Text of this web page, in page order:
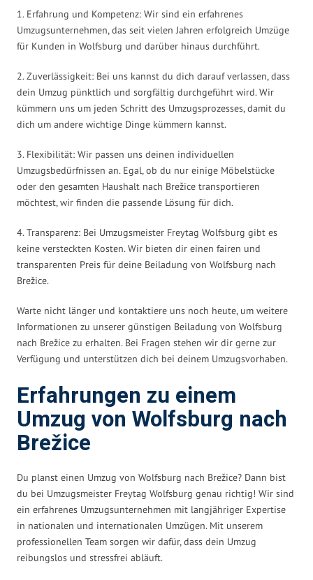
1. Erfahrung und Kompetenz: Wir sind ein erfahrenes
Umzugsunternehmen, das seit vielen Jahren erfolgreich Umzüge
für Kunden in Wolfsburg und darüber hinaus durchführt.
2. Zuverlässigkeit: Bei uns kannst du dich darauf verlassen, dass
dein Umzug pünktlich und sorgfältig durchgeführt wird. Wir
kümmern uns um jeden Schritt des Umzugsprozesses, damit du
dich um andere wichtige Dinge kümmern kannst.
3. Flexibilität: Wir passen uns deinen individuellen
Umzugsbedürfnissen an. Egal, ob du nur einige Möbelstücke
oder den gesamten Haushalt nach Brežice transportieren
möchtest, wir finden die passende Lösung für dich.
4. Transparenz: Bei Umzugsmeister Freytag Wolfsburg gibt es
keine versteckten Kosten. Wir bieten dir einen fairen und
transparenten Preis für deine Beiladung von Wolfsburg nach
Brežice.
Warte nicht länger und kontaktiere uns noch heute, um weitere
Informationen zu unserer günstigen Beiladung von Wolfsburg
nach Brežice zu erhalten. Bei Fragen stehen wir dir gerne zur
Verfügung und unterstützen dich bei deinem Umzugsvorhaben.
Erfahrungen zu einem
Umzug von Wolfsburg nach
Brežice
Du planst einen Umzug von Wolfsburg nach Brežice? Dann bist
du bei Umzugsmeister Freytag Wolfsburg genau richtig! Wir sind
ein erfahrenes Umzugsunternehmen mit langjähriger Expertise
in nationalen und internationalen Umzügen. Mit unserem
professionellen Team sorgen wir dafür, dass dein Umzug
reibungslos und stressfrei abläuft.